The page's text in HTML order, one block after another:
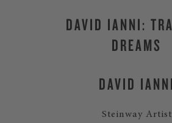
DAVID IANNI:
DREAMS
DAVID IANNI
Steinway Artist